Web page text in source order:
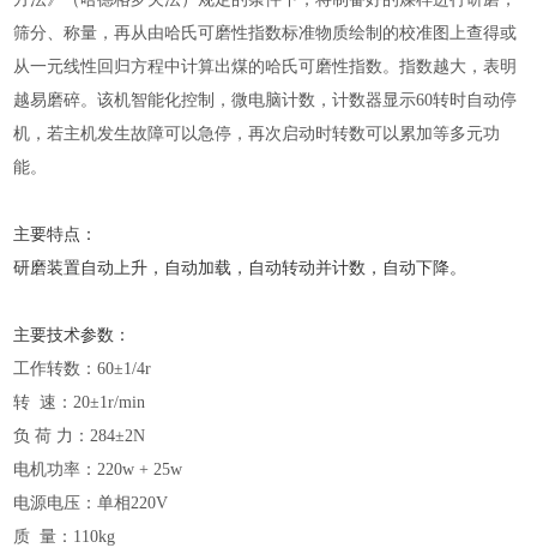
筛分、称量，再从由哈氏可磨性指数标准物质绘制的校准图上查得或
从一元线性回归方程中计算出煤的哈氏可磨性指数。指数越大，表明
越易磨碎。该机智能化控制，微电脑计数，计数器显示60转时自动停
机，若主机发生故障可以急停，再次启动时转数可以累加等多元功
能。
主要特点：
研磨装置自动上升，自动加载，自动转动并计数，自动下降。
主要技术参数：
工作转数：60±1/4r
转 速：20±1r/min
负 荷 力：284±2N
电机功率：220w + 25w
电源电压：单相220V
质 量：110kg